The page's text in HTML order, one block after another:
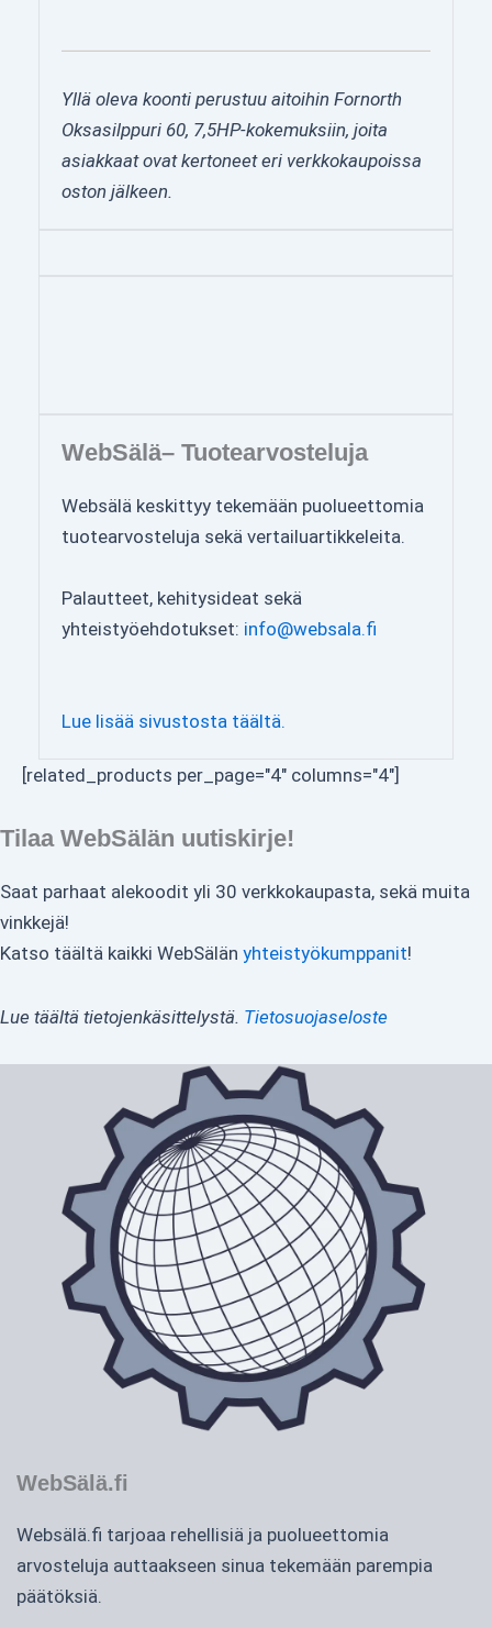
Yllä oleva koonti perustuu aitoihin Fornorth
Oksasilppuri 60, 7,5HP-kokemuksiin, joita
asiakkaat ovat kertoneet eri verkkokaupoissa
oston jälkeen.
WebSälä– Tuotearvosteluja
Websälä keskittyy tekemään puolueettomia
tuotearvosteluja sekä vertailuartikkeleita.
Palautteet, kehitysideat sekä
yhteistyöehdotukset: info@websala.fi
Lue lisää sivustosta täältä.
[related_products per_page="4" columns="4"]
Tilaa WebSälän uutiskirje!
Saat parhaat alekoodit yli 30 verkkokaupasta, sekä muita
vinkkejä!
Katso täältä kaikki WebSälän yhteistyökumppanit!
Lue täältä tietojenkäsittelystä. Tietosuojaseloste
WebSälä.fi
Websälä.fi tarjoaa rehellisiä ja puolueettomia
arvosteluja auttaakseen sinua tekemään parempia
päätöksiä.